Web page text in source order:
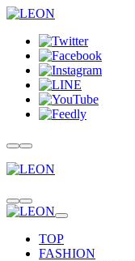
TOP
FASHION